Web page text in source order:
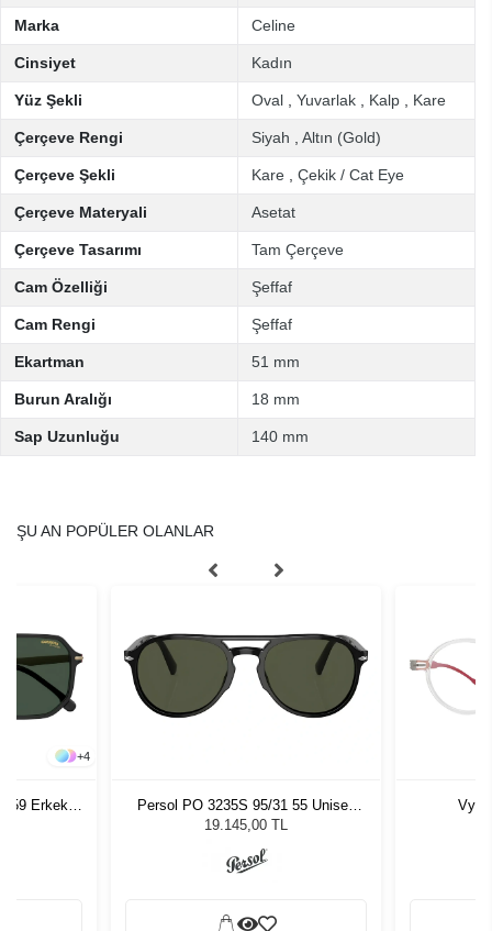
Marka Celine
Cinsiyet Kadın
Yüz Şekli Oval Yuvarlak Kalp Kare
Çerçeve Rengi Siyah Altın (Gold)
Çerçeve Şekli Kare Çekik / Cat Eye
Çerçeve Materyali Asetat
Çerçeve Tasarımı Tam Çerçeve
Cam Özelliği Şeffaf
Cam Rengi Şeffaf
Ekartman 51 mm
Burun Aralığı 18 mm
Sap Uzunluğu 140 mm
ŞU AN POPÜLER OLANLAR
+4
59 Erkek
Persol PO 3235S 95/31 55 Unisex
Güneş Gözlüğü
19.145,00 TL